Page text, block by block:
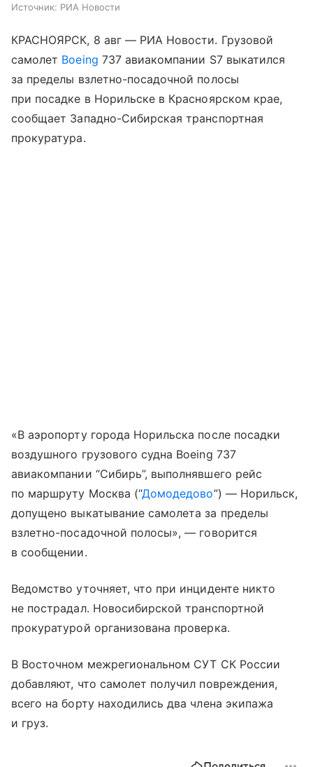
Источник: РИА Новости
КРАСНОЯРСК, 8 авг — РИА Новости. Грузовой
самолет Boeing 737 авиакомпании S7 выкатился
за пределы взлетно-посадочной полосы
при посадке в Норильске в Красноярском крае,
сообщает Западно-Сибирская транспортная
прокуратура.
«В аэропорту города Норильска после посадки
воздушного грузового судна Boeing 737
авиакомпании “Сибирь”, выполнявшего рейс
по маршруту Москва (“Домодедово”) — Норильск,
допущено выкатывание самолета за пределы
взлетно-посадочной полосы», — говорится
в сообщении.
Ведомство уточняет, что при инциденте никто
не пострадал. Новосибирской транспортной
прокуратурой организована проверка.
В Восточном межрегиональном СУТ СК России
добавляют, что самолет получил повреждения,
всего на борту находились два члена экипажа
и груз.